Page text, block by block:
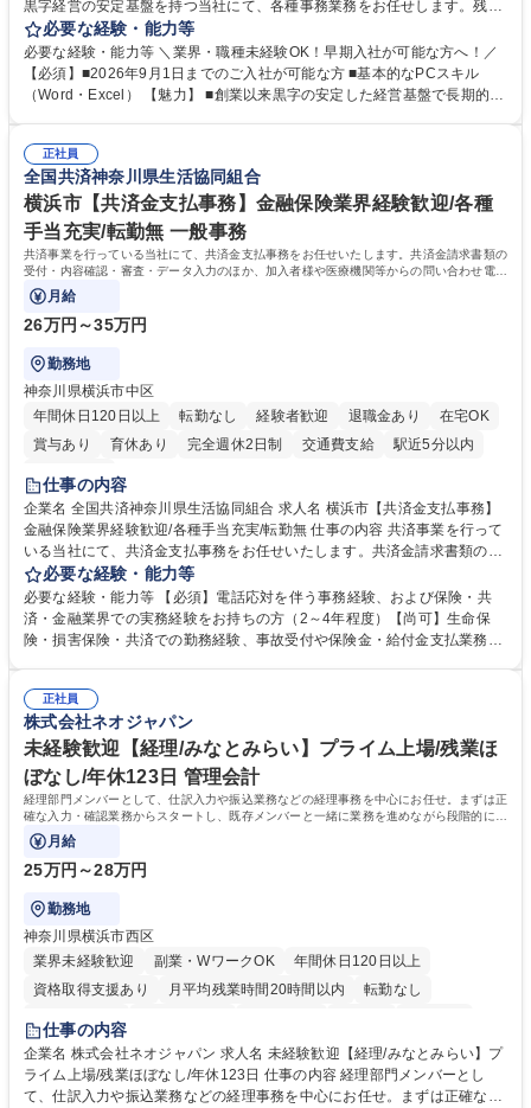
黒字経営の安定基盤を持つ当社にて、各種事務業務をお任せします。残業
がほぼ発生せず、連続した日程の有給取得が可能なため、WLBを整えたい
方にお勧めの環境です！ 入社後はOJTを通じて丁寧に研修を行いますの
で、事務未経験の方でも安心して臨むことができます。 【業務詳細】■電
話・来客対応 ■物件の鍵や社内の備品管理 ■データ入力や書類作成 ■契約
必要な経験・能力等
必要な経験・能力等 ＼業界・職種未経験OK！早期入社が可能な方へ！／
【必須】■2026年9月1日までのご入社が可能な方 ■基本的なPCスキル
（Word・Excel） 【魅力】 ■創業以来黒字の安定した経営基盤で長期的に
のOJTで業務を習得可能、未経験でもしっかりサポート 学歴・資格 学
歴：大学院 大学 高専 短大 語学力： 資格：
正社員
全国共済神奈川県生活協同組合
横浜市【共済金支払事務】金融保険業界経験歓迎/各種
手当充実/転勤無 一般事務
共済事業を行っている当社にて、共済金支払事務をお任せいたします。共済金請求書類の
受付・内容確認・審査・データ入力のほか、加入者様や医療機関等からの問い合わせ電話
対応や書類発送等を担当します。
月給
26万円～35万円
勤務地
神奈川県横浜市中区
年間休日120日以上
転勤なし 経験者歓迎 退職金あり
在宅OK
賞与あり
育休あり 完全週休2日制 交通費支給
駅近5分以内
土日祝休み
仕事の内容
企業名 全国共済神奈川県生活協同組合 求人名 横浜市【共済金支払事務】
金融保険業界経験歓迎/各種手当充実/転勤無 仕事の内容 共済事業を行って
いる当社にて、共済金支払事務をお任せいたします。共済金請求書類の受
付・内容確認・審査・データ入力のほか、加入者様や医療機関等からの問
い合わせ電話対応や書類発送等を担当します。 ■共済金請求書類の受付、
内容確認、および共済金支払に関する審査・事務処理業務全般を担当 ■専
用システムへのデータ入力、各種必要書類の作成・発送作業 ■加入者様や
指定する業務 募集職種 横浜市【共済金支払事務】金融保険業界経験歓迎/
各種手当充実/転勤無
必要な経験・能力等
必要な経験・能力等 【必須】電話応対を伴う事務経験、および保険・共
済・金融業界での実務経験をお持ちの方（2～4年程度）【尚可】生命保
険・損害保険・共済での勤務経験、事故受付や保険金・給付金支払業務経
務へのキャリアチェンジ希望者も大歓迎です！ 学歴・資格 学歴：大学院
大学 高専 短大 専修学校 高校 語学力： 資格：
正社員
株式会社ネオジャパン
未経験歓迎【経理/みなとみらい】プライム上場/残業ほ
ぼなし/年休123日 管理会計
経理部門メンバーとして、仕訳入力や振込業務などの経理事務を中心にお任せ。まずは正
確な入力・確認業務からスタートし、既存メンバーと一緒に業務を進めながら段階的に経
理知識を身につけていただきます。
月給
25万円～28万円
勤務地
神奈川県横浜市西区
業界未経験歓迎
副業・WワークOK
年間休日120日以上
資格取得支援あり
月平均残業時間20時間以内
転勤なし
未経験者歓迎
完全週休2日制
交通費支給 駅近5分以内 土日祝休み
服装自由
寮・社宅あり
仕事の内容
企業名 株式会社ネオジャパン 求人名 未経験歓迎【経理/みなとみらい】プ
ライム上場/残業ほぼなし/年休123日 仕事の内容 経理部門メンバーとし
て、仕訳入力や振込業務などの経理事務を中心にお任せ。まずは正確な入